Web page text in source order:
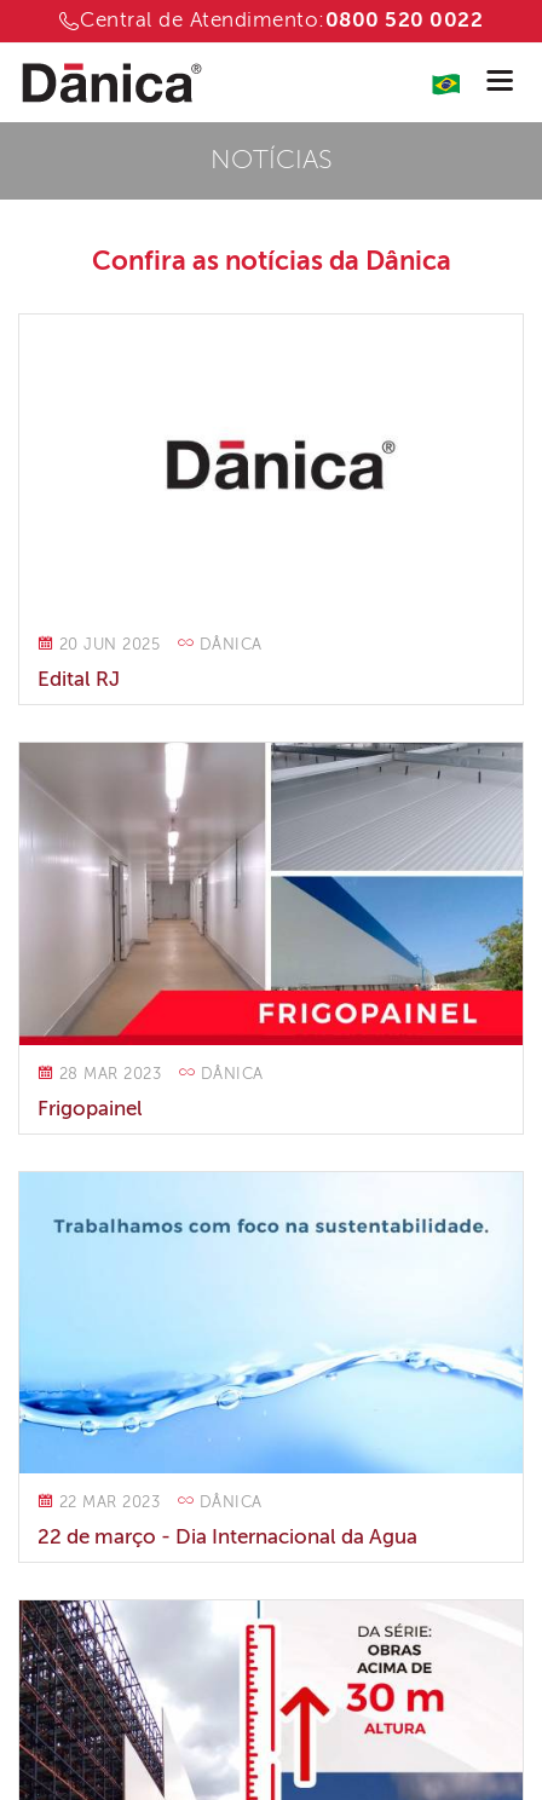
Central de Atendimento:0800 520 0022
NOTÍCIAS
Confira as notícias da Dânica
20 JUN 2025 DÂNICA
Edital RJ
28 MAR 2023 DÂNICA
Frigopainel
22 MAR 2023 DÂNICA
22 de março - Dia Internacional da Água